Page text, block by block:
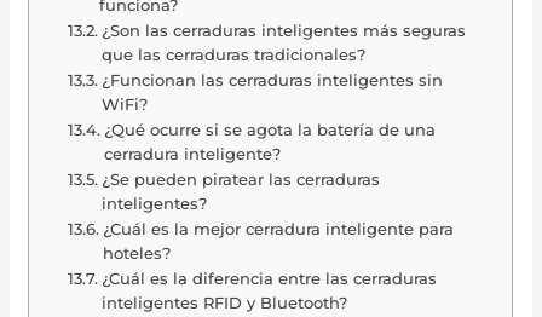
funciona?
¿Son las cerraduras inteligentes más seguras
que las cerraduras tradicionales?
¿Funcionan las cerraduras inteligentes sin
WiFi?
¿Qué ocurre si se agota la batería de una
cerradura inteligente?
¿Se pueden piratear las cerraduras
inteligentes?
¿Cuál es la mejor cerradura inteligente para
hoteles?
¿Cuál es la diferencia entre las cerraduras
inteligentes RFID y Bluetooth?